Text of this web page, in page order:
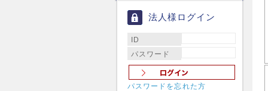
法人様ログイン
ID
パスワード
パスワードを忘れた方